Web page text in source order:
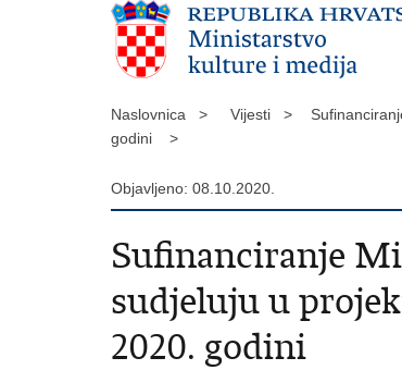
Naslovnica > Vijesti >
godini >
Objavljeno: 08.10.2020.
Sufinanciranje
sudjeluju u
2020. godini